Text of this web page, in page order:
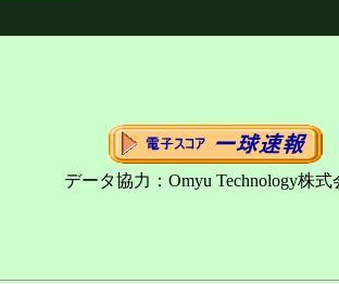
データ協力：Omyu Technology株式